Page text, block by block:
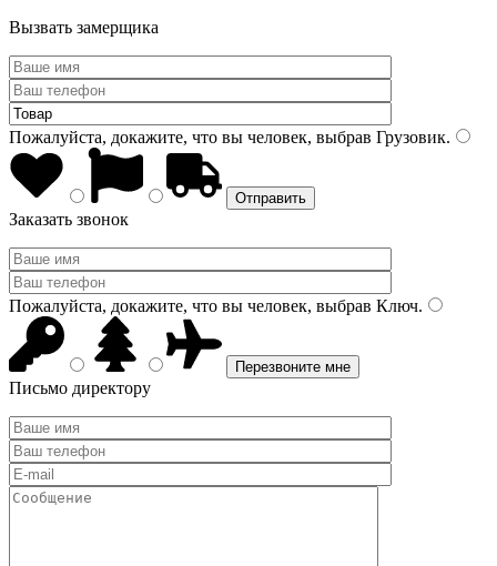
Вызвать замерщика
Пожалуйста, докажите, что вы человек, выбрав Грузовик.
Заказать звонок
Пожалуйста, докажите, что вы человек, выбрав Ключ.
Письмо директору